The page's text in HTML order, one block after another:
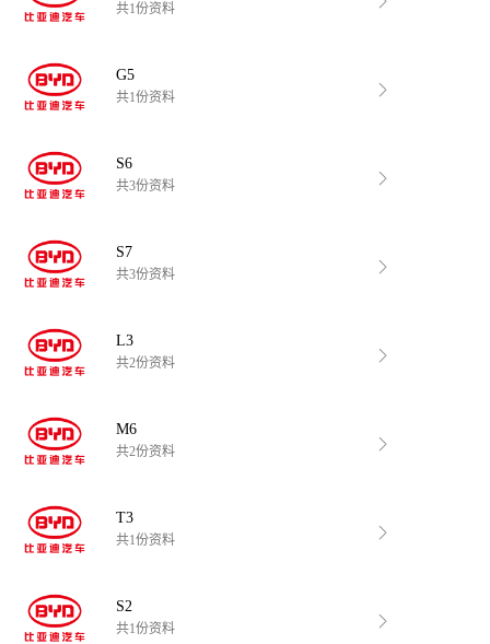
共1份资料
G5
共1份资料
S6
共3份资料
S7
共3份资料
L3
共2份资料
M6
共2份资料
T3
共1份资料
S2
共1份资料